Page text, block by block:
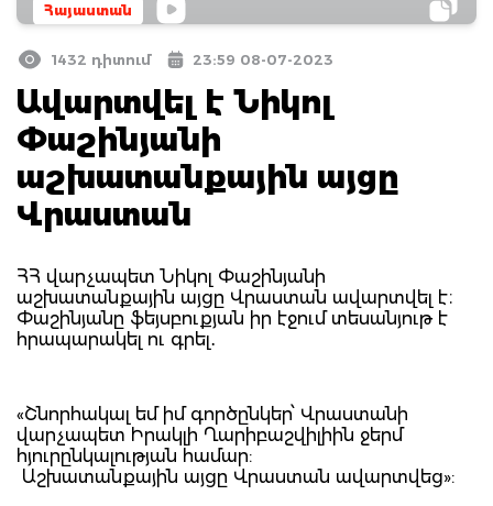
Հայաստան
1432 դիտում 23:59 08-07-2023
Ավարտվել է Նիկոլ
Փաշինյանի
աշխատանքային այցը
Վրաստան
ՀՀ վարչապետ Նիկոլ Փաշինյանի
աշխատանքային այցը Վրաստան ավարտվել է։
Փաշինյանը ֆեյսբուքյան իր էջում տեսանյութ է
հրապարակել ու գրել․
«Շնորհակալ եմ իմ գործընկեր՝ Վրաստանի
վարչապետ Իրակլի Ղարիբաշվիլիին ջերմ
հյուրընկալության համար:
Աշխատանքային այցը Վրաստան ավարտվեց»: